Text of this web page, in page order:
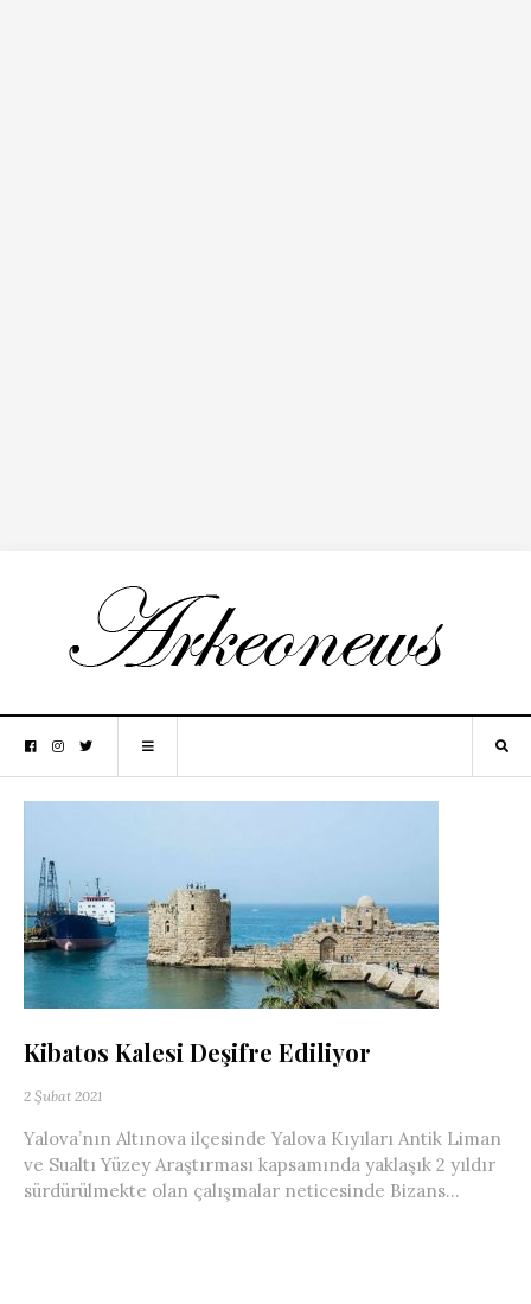
Kibatos Kalesi Deşifre Ediliyor
2 Şubat 2021
Yalova’nın Altınova ilçesinde Yalova Kıyıları Antik Liman
ve Sualtı Yüzey Araştırması kapsamında yaklaşık 2 yıldır
sürdürülmekte olan çalışmalar neticesinde Bizans...